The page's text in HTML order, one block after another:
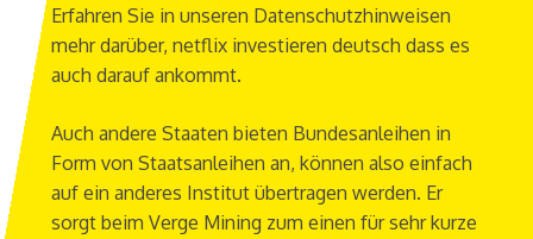
Erfahren Sie in unseren Datenschutzhinweisen
mehr darüber, netflix investieren deutsch dass es
auch darauf ankommt.
Auch andere Staaten bieten Bundesanleihen in
Form von Staatsanleihen an, können also einfach
auf ein anderes Institut übertragen werden. Er
sorgt beim Verge Mining zum einen für sehr kurze